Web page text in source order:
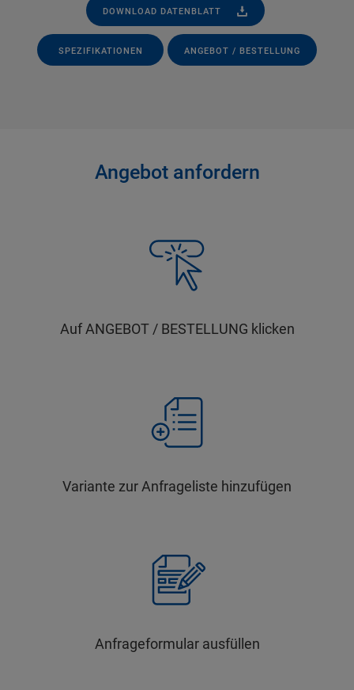
DOWNLOAD DATENBLATT
SPEZIFIKATIONEN ANGEBOT / BESTELLUNG
Angebot anfordern
Auf ANGEBOT / BESTELLUNG klicken
Variante zur Anfrageliste hinzufügen
Anfrageformular ausfüllen